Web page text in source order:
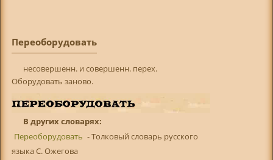
Переоборудовать
несовершенн. и совершенн. перех.
Оборудовать заново.
В других словарях:
Переоборудовать - Толковый словарь русского
языка С. Ожегова